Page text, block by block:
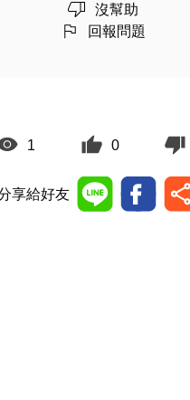
沒幫助
回報問題
1 0
享給好友